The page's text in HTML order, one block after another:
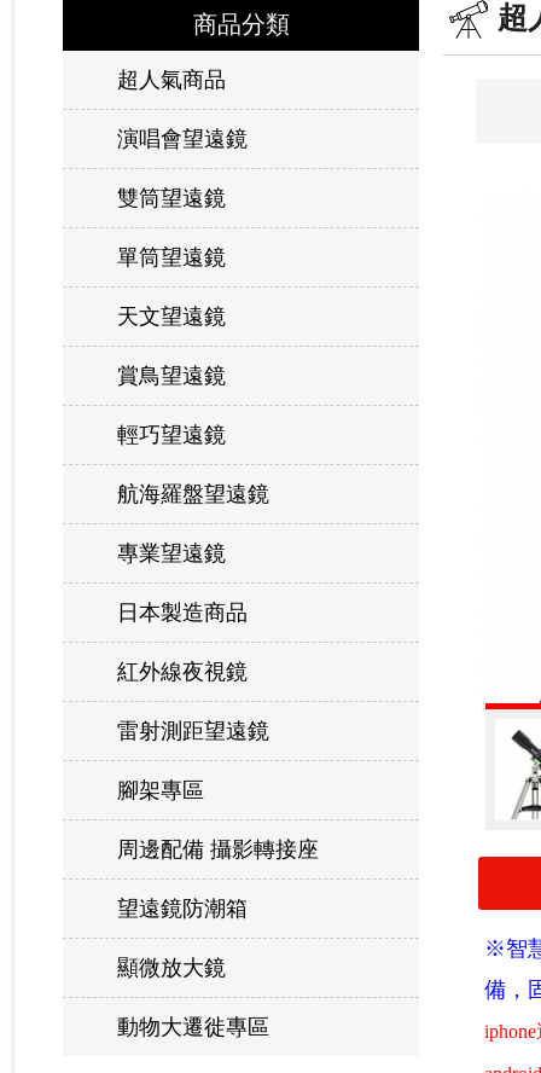
商品分類
超人氣商品
演唱會望遠鏡
雙筒望遠鏡
單筒望遠鏡
天文望遠鏡
賞鳥望遠鏡
輕巧望遠鏡
航海羅盤望遠鏡
專業望遠鏡
日本製造商品
紅外線夜視鏡
雷射測距望遠鏡
腳架專區
周邊配備 攝影轉接座
望遠鏡防潮箱
顯微放大鏡
動物大遷徙專區
超
※智
備，